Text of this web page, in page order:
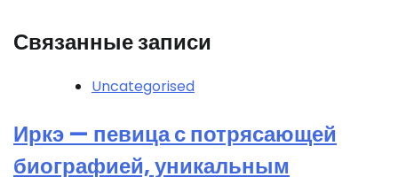
Связанные записи
Uncategorised
Иркэ — певица с потрясающей
биографией, уникальным